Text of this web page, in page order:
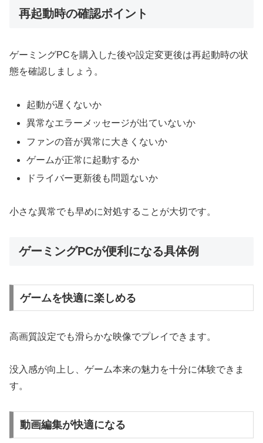
再起動時の確認ポイント
ゲーミングPCを購入した後や設定変更後は再起動時の状
態を確認しましょう。
起動が遅くないか
異常なエラーメッセージが出ていないか
ファンの音が異常に大きくないか
ゲームが正常に起動するか
ドライバー更新後も問題ないか
小さな異常でも早めに対処することが大切です。
ゲーミングPCが便利になる具体例
ゲームを快適に楽しめる
高画質設定でも滑らかな映像でプレイできます。
没入感が向上し、ゲーム本来の魅力を十分に体験できま
す。
動画編集が快適になる